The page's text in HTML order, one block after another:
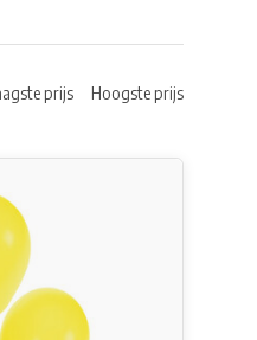
prijs Hoogste prijs